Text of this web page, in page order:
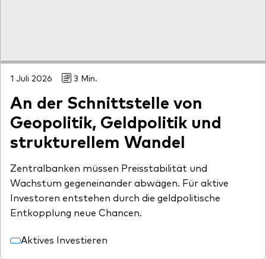
1 Juli 2026 3 Min.
An der Schnittstelle von
Geopolitik, Geldpolitik und
strukturellem Wandel
Zentralbanken müssen Preisstabilität und
Wachstum gegeneinander abwägen. Für aktive
Investoren entstehen durch die geldpolitische
Entkopplung neue Chancen.
Aktives Investieren